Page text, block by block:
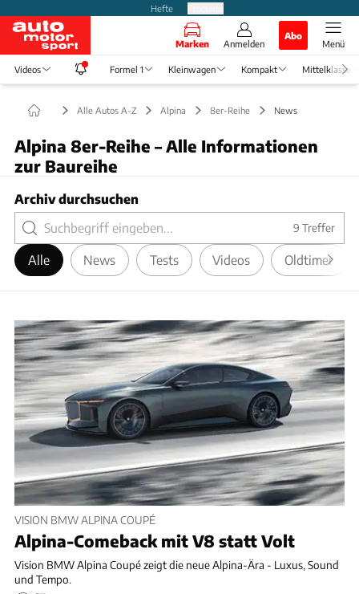
Hefte
Marken Anmelden
Abo
Menü
Videos Formel 1 Kleinwagen Kompakt Mittelklasse
Alle Autos A-Z Alpina 8er-Reihe News
Alpina 8er-Reihe – Alle Informationen
zur Baureihe
Archiv durchsuchen
9 Treffer
Alle News Tests Videos Oldtimer
VISION BMW ALPINA COUPÉ
Alpina-Comeback mit V8 statt Volt
Vision BMW Alpina Coupé zeigt die neue Alpina-Ära - Luxus, Sound
und Tempo.